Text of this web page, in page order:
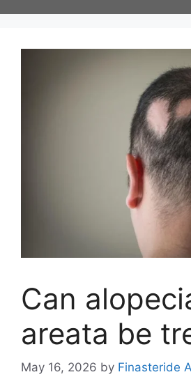
Can
areata be
May 16, 2026 by Finasteride